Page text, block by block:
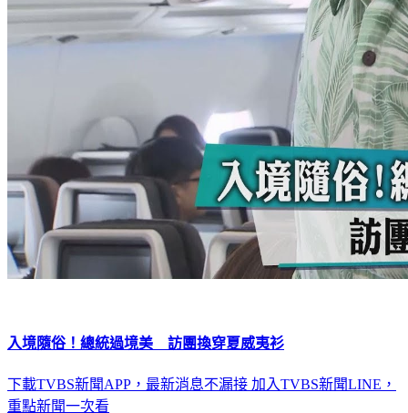
入境隨俗！總統過境美 訪團換穿夏威夷衫
下載TVBS新聞APP，最新消息不漏接 加入TVBS新聞LINE，
重點新聞一次看